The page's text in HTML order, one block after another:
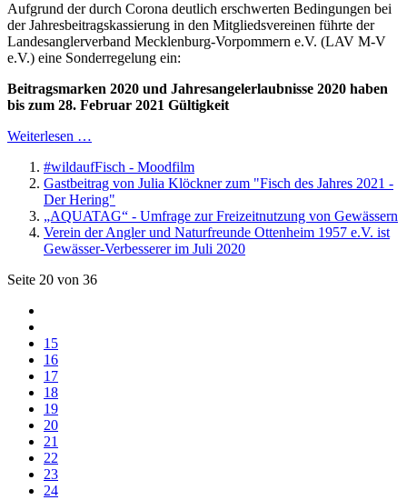
Aufgrund der durch Corona deutlich erschwerten Bedingungen bei
der Jahresbeitragskassierung in den Mitgliedsvereinen führte der
Landesanglerverband Mecklenburg-Vorpommern e.V. (LAV M-V
e.V.) eine Sonderregelung ein:
Beitragsmarken 2020 und Jahresangelerlaubnisse 2020 haben
bis zum 28. Februar 2021 Gültigkeit
Weiterlesen …
#wildaufFisch - Moodfilm
Gastbeitrag von Julia Klöckner zum "Fisch des Jahres 2021 -
Der Hering"
„AQUATAG“ - Umfrage zur Freizeitnutzung von Gewässern
Verein der Angler und Naturfreunde Ottenheim 1957 e.V. ist
Gewässer-Verbesserer im Juli 2020
Seite 20 von 36
15
16
17
18
19
20
21
22
23
24